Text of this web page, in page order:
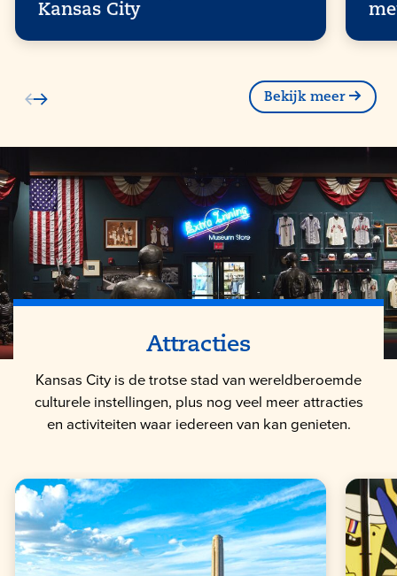
Kansas City
Bekijk meer
Attracties
Kansas City is de trotse stad van wereldberoemde
culturele instellingen, plus nog veel meer attracties
en activiteiten waar iedereen van kan genieten.